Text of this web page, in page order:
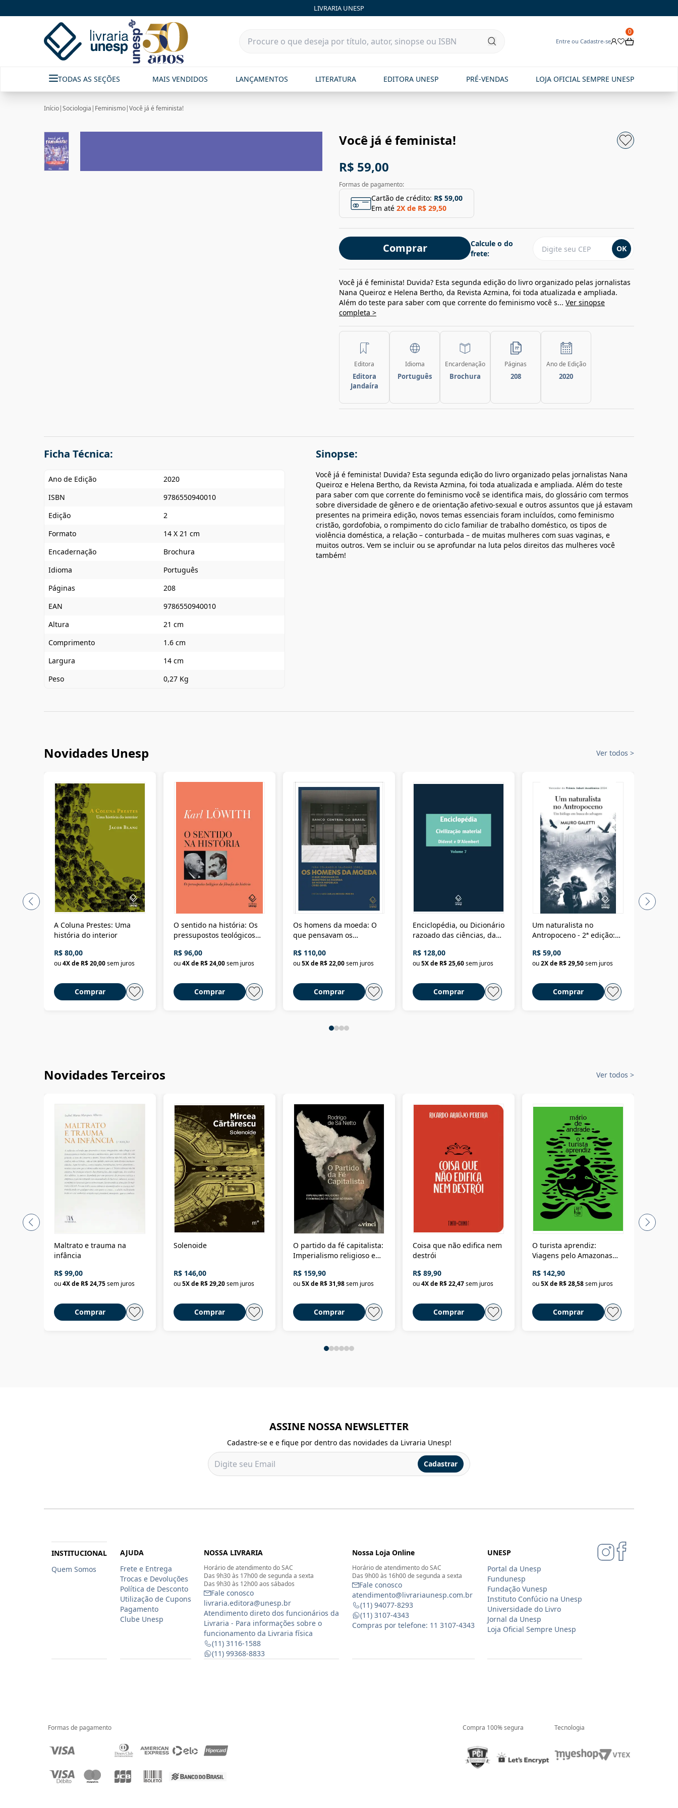
LIVRARIA UNESP
Entre ou Cadastre-se
0
TODAS AS SEÇÕES MAIS VENDIDOS LANÇAMENTOS LITERATURA EDITORA UNESP PRÉ-VENDAS LOJA OFICIAL SEMPRE UNESP
Início|Sociologia | Feminismo|Você já é feminista!
Você já é feminista!
R$ 59,00
Formas de pagamento:
Cartão de crédito: R$ 59,00
Em até 2X de R$ 29,50
Comprar
Calcule o do
frete:
OK
Você já é feminista! Duvida? Esta segunda edição do livro organizado pelas jornalistas
Nana Queiroz e Helena Bertho, da Revista Azmina, foi toda atualizada e ampliada.
Além do teste para saber com que corrente do feminismo você s... Ver sinopse
completa >
Editora
Editora
Jandaíra
Idioma
Português
Encardenação
Brochura
Páginas
208
Ano de Edição
2020
Ficha Técnica:
Ano de Edição
2020
ISBN
9786550940010
Edição
2
Formato
14 X 21 cm
Encadernação
Brochura
Idioma
Português
Páginas
208
EAN
9786550940010
Altura
21 cm
Comprimento
1.6 cm
Largura
14 cm
Peso
0,27 Kg
Sinopse:
Você já é feminista! Duvida? Esta segunda edição do livro organizado pelas jornalistas Nana
Queiroz e Helena Bertho, da Revista Azmina, foi toda atualizada e ampliada. Além do teste
para saber com que corrente do feminismo você se identifica mais, do glossário com termos
sobre diversidade de gênero e de orientação afetivo-sexual e outros assuntos que já estavam
presentes na primeira edição, novos temas essenciais foram incluídos, como feminismo
cristão, gordofobia, o rompimento do ciclo familiar de trabalho doméstico, os tipos de
violência doméstica, a relação – conturbada – de muitas mulheres com suas vaginas, e
muitos outros. Vem se incluir ou se aprofundar na luta pelos direitos das mulheres você
também!
Novidades Unesp Ver todos >
A Coluna Prestes: Uma
história do interior
R$ 80,00
ou4X de R$ 20,00sem juros
Comprar
O sentido na história: Os
pressupostos teológicos
R$ 96,00
ou4X de R$ 24,00sem juros
Comprar
Os homens da moeda: O
que pensavam os
Nova República (1985-
2018)
R$ 110,00
ou5X de R$ 22,00sem juros
Comprar
Enciclopédia, ou Dicionário
razoado das ciências, das
Civilização material
R$ 128,00
ou5X de R$ 25,60sem juros
Comprar
Um naturalista no
Antropoceno - 2ª edição:
selvagem
R$ 59,00
ou2X de R$ 29,50sem juros
Comprar
Novidades Terceiros Ver todos >
Maltrato e trauma na
infância
R$ 99,00
ou4X de R$ 24,75sem juros
Comprar
Solenoide
R$ 146,00
ou5X de R$ 29,20sem juros
Comprar
O partido da fé capitalista:
Imperialismo religioso e
Brasil
R$ 159,90
ou5X de R$ 31,98sem juros
Comprar
Coisa que não edifica nem
destrói
R$ 89,90
ou4X de R$ 22,47sem juros
Comprar
O turista aprendiz:
Viagens pelo Amazonas
até a Bolívia e por Marajó
até dizer chega
R$ 142,90
ou5X de R$ 28,58sem juros
Comprar
ASSINE NOSSA NEWSLETTER
Cadastre-se e e fique por dentro das novidades da Livraria Unesp!
Cadastrar
INSTITUCIONAL
Quem Somos
AJUDA
Frete e Entrega
Trocas e Devoluções
Política de Desconto
Utilização de Cupons
Pagamento
Clube Unesp
NOSSA LIVRARIA
Horário de atendimento do SAC
Das 9h30 às 17h00 de segunda a sexta
Das 9h30 às 12h00 aos sábados
Fale conosco
livraria.editora@unesp.br
Atendimento direto dos funcionários da
Livraria - Para informações sobre o
funcionamento da Livraria física
(11) 3116-1588
(11) 99368-8833
Nossa Loja Online
Horário de atendimento do SAC
Das 9h00 às 16h00 de segunda a sexta
Fale conosco
atendimento@livrariaunesp.com.br
(11) 94077-8293
(11) 3107-4343
Compras por telefone: 11 3107-4343
UNESP
Portal da Unesp
Fundunesp
Fundação Vunesp
Instituto Confúcio na Unesp
Universidade do Livro
Jornal da Unesp
Loja Oficial Sempre Unesp
Formas de pagamento Compra 100% segura Tecnologia